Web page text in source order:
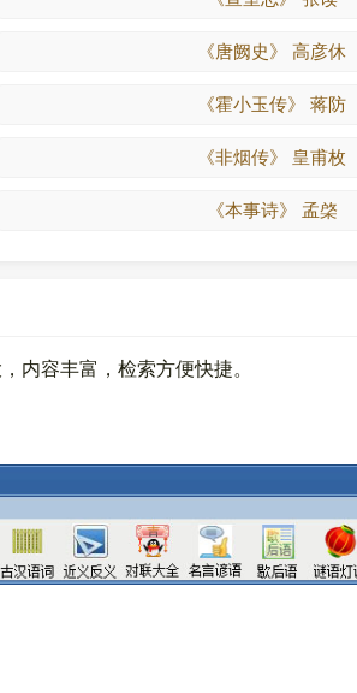
《唐阙史》 高彦休
《霍小玉传》 蒋防
《非烟传》 皇甫枚
《本事诗》 孟棨
内容丰富，检索方便快捷。